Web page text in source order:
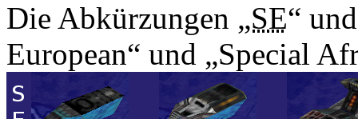
Die Abkürzungen „SE“
European“ und „Special